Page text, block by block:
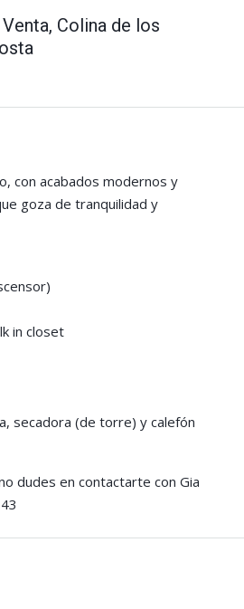
Colina de los
con acabados modernos y
goza de tranquilidad y
in closet
secadora (de torre) y calefón
dudes en contactarte con Gia